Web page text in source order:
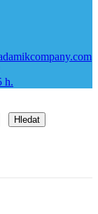
h.
Hledat